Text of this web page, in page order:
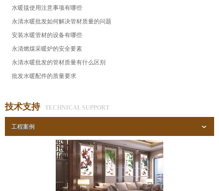
水暖毯使用注意事项有哪些
永清水暖批发​如何解决管材质量的问题
安装水暖管材的设备有哪些
永清燃煤采暖炉的安全要素
永清水暖批发的管材质量有什么区别
批发水暖配件的质量要求
技术支持 TECHNICAL SUPPORT
工程案例